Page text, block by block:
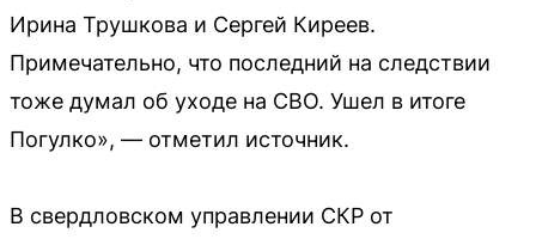
Ирина Трушкова и Сергей Киреев.
Примечательно, что последний на следствии
тоже думал об уходе на СВО. Ушел в итоге
Погулко», — отметил источник.
В свердловском управлении СКР от